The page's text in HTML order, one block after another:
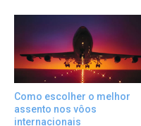
Como escolher o melhor
assento nos vôos
internacionais